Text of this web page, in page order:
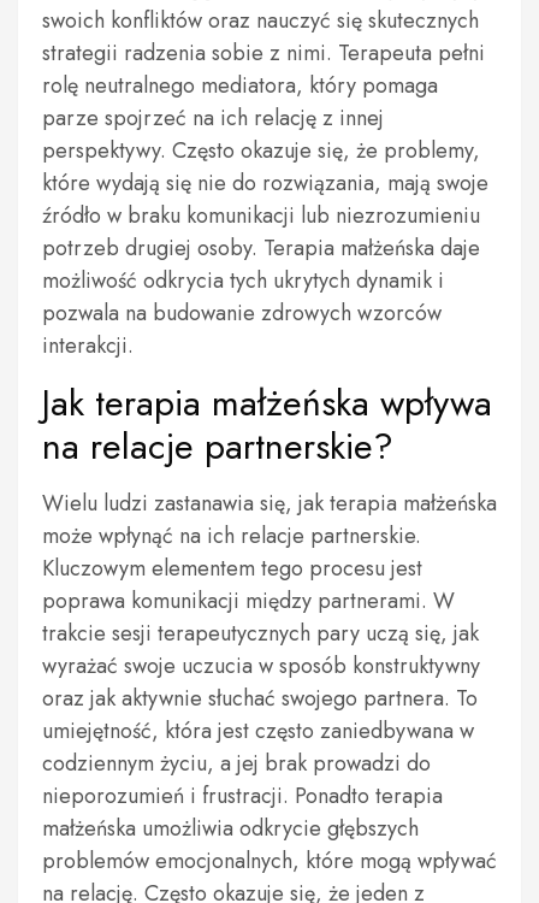
swoich konfliktów oraz nauczyć się skutecznych
strategii radzenia sobie z nimi. Terapeuta pełni
rolę neutralnego mediatora, który pomaga
parze spojrzeć na ich relację z innej
perspektywy. Często okazuje się, że problemy,
które wydają się nie do rozwiązania, mają swoje
źródło w braku komunikacji lub niezrozumieniu
potrzeb drugiej osoby. Terapia małżeńska daje
możliwość odkrycia tych ukrytych dynamik i
pozwala na budowanie zdrowych wzorców
interakcji.
Jak terapia małżeńska wpływa
na relacje partnerskie?
Wielu ludzi zastanawia się, jak terapia małżeńska
może wpłynąć na ich relacje partnerskie.
Kluczowym elementem tego procesu jest
poprawa komunikacji między partnerami. W
trakcie sesji terapeutycznych pary uczą się, jak
wyrażać swoje uczucia w sposób konstruktywny
oraz jak aktywnie słuchać swojego partnera. To
umiejętność, która jest często zaniedbywana w
codziennym życiu, a jej brak prowadzi do
nieporozumień i frustracji. Ponadto terapia
małżeńska umożliwia odkrycie głębszych
problemów emocjonalnych, które mogą wpływać
na relację. Często okazuje się, że jeden z